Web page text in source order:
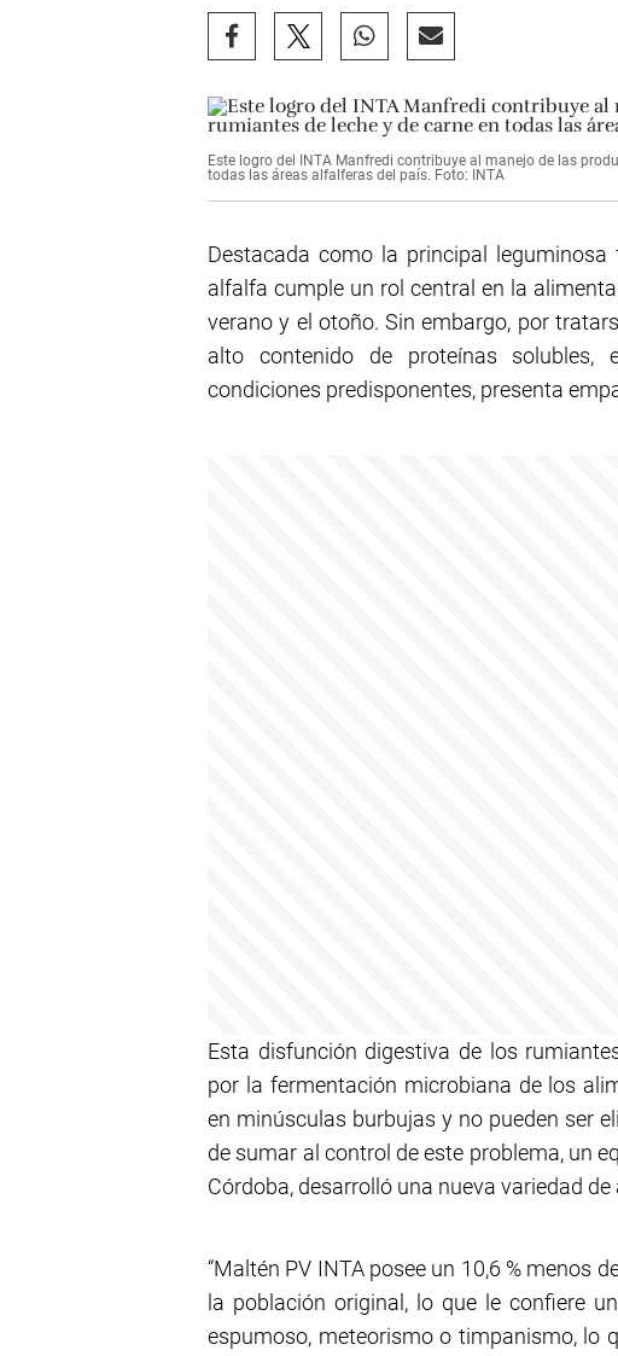
Este logro del INTA Manfredi contribuye al manejo de las
todas las áreas alfalferas del país. Foto: INTA
Destacada como la principal
alfalfa cumple un rol central en la
verano y el otoño. Sin embargo, por
alto contenido de proteínas solubles,
condiciones predisponentes, presenta
Esta disfunción digestiva de los
por la fermentación microbiana de los
en minúsculas burbujas y no pueden ser
de sumar al control de este problema, un
Córdoba, desarrolló una nueva variedad
“Maltén PV INTA posee un 10,6 % menos
la población original, lo que le confiere
espumoso, meteorismo o timpanismo, lo